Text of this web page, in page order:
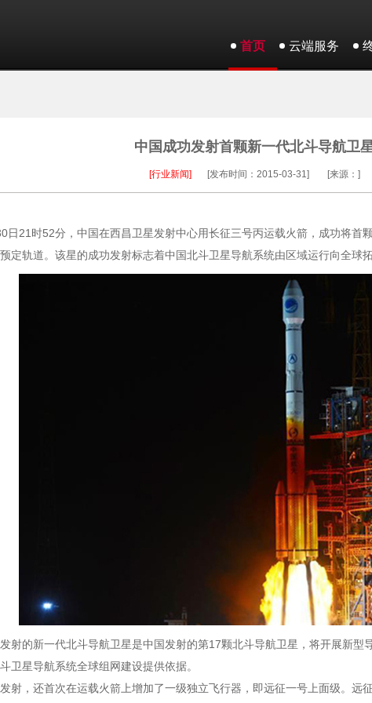
首页 云端服务
中国成功发射首颗新一代北斗导航卫
[行业新闻] [发布时间：2015-03-31] [来源：]
日21时52分，中国在西昌卫星发射中心用长征三号丙运载火箭，成功将首
定轨道。该星的成功发射标志着中国北斗卫星导航系统由区域运行向全球
射的新一代北斗导航卫星是中国发射的第17颗北斗导航卫星，将开展新型
卫星导航系统全球组网建设提供依据。
射，还首次在运载火箭上增加了一级独立飞行器，即远征一号上面级。远